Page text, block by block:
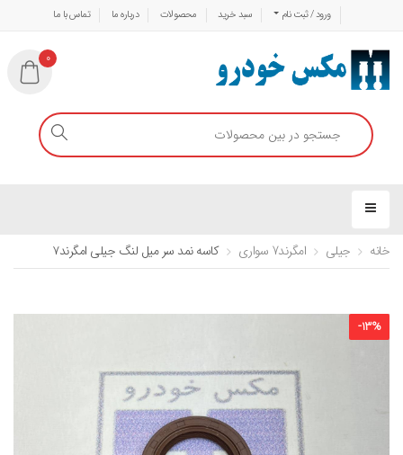
ورود / ثبت نام سبد خرید محصولات درباره ما تماس با ما
0
خانه جیلی امگرند7 سواری کاسه نمد سر میل لنگ جیلی امگرند۷
-13%